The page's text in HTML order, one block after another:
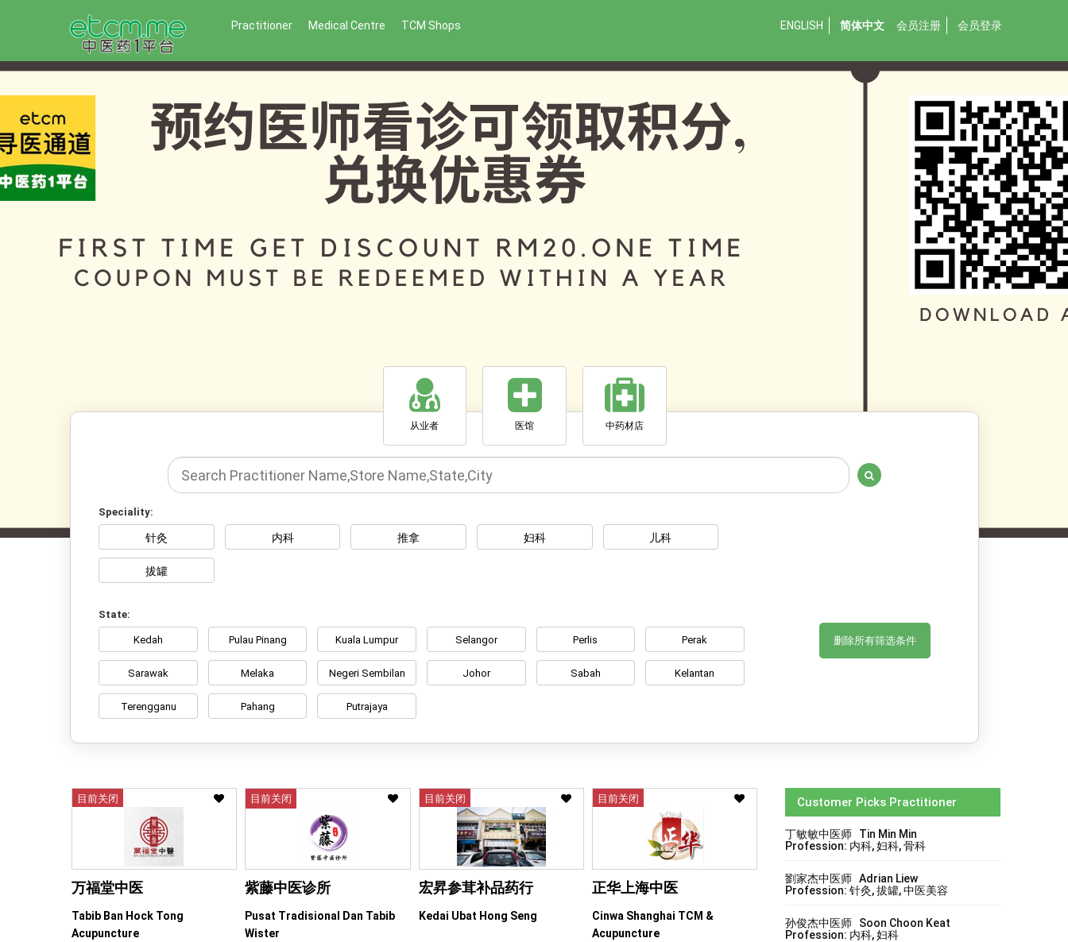
Practitioner Medical Centre TCM Shops ENGLISH 简体中文 会员注册 会员登录
从业者 医馆 中药材店
Speciality:
针灸 内科 推拿 妇科 儿科
拔罐
State:
Kedah Pulau Pinang Kuala Lumpur Selangor Perlis Perak
Sarawak Melaka Negeri Sembilan Johor Sabah Kelantan
Terengganu Pahang Putrajaya
删除所有筛选条件
目前关闭
万福堂中医
Tabib Ban Hock Tong
Acupuncture
目前关闭
紫藤中医诊所
Pusat Tradisional Dan Tabib
Wister
目前关闭
宏昇参茸补品药行
Kedai Ubat Hong Seng
目前关闭
正华上海中医
Cinwa Shanghai TCM &
Acupuncture
Customer Picks Practitioner
丁敏敏中医师 Tin Min Min
Profession: 内科, 妇科, 骨科
劉家杰中医师 Adrian Liew
Profession: 针灸, 拔罐, 中医美容
孙俊杰中医师 Soon Choon Keat
Profession: 内科, 妇科